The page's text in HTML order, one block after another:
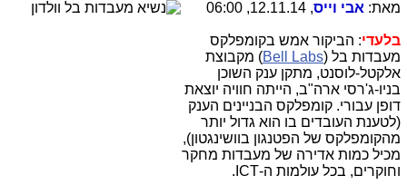
מאת: אבי וייס, 12.11.14, 06:00
בלעדי: הביקור אמש בקומפלקס
מעבדות בל (Bell Labs) מקבוצת
אלקטל-לוסנט, מתקן ענק השוכן
בניו-ג'רסי ארה"ב, הייתה חוויה יוצאת
דופן עבורי. קומפלקס הבניינים הענק
(לטענת העובדים בו הוא גדול יותר
מהקומפלקס של הפטנגון בוושינגטון),
מכיל כמות אדירה של מעבדות מחקר
וחוקרים, בכל עולמות ה-ICT.